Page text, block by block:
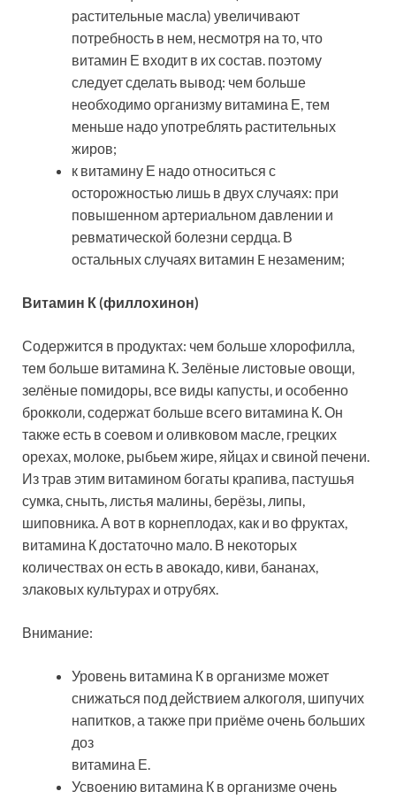
растительные масла) увеличивают
потребность в нем, несмотря на то, что
витамин Е входит в их состав. поэтому
следует сделать вывод: чем больше
необходимо организму витамина Е, тем
меньше надо употреблять растительных
жиров;
к витамину Е надо относиться с
осторожностью лишь в двух случаях: при
повышенном артериальном давлении и
ревматической болезни сердца. В
остальных случаях витамин E незаменим;
Витамин К (филлохинон)
Содержится в продуктах: чем больше хлорофилла,
тем больше витамина К. Зелёные листовые овощи,
зелёные помидоры, все виды капусты, и особенно
брокколи, содержат больше всего витамина К. Он
также есть в соевом и оливковом масле, грецких
орехах, молоке, рыбьем жире, яйцах и свиной печени.
Из трав этим витамином богаты крапива, пастушья
сумка, сныть, листья малины, берёзы, липы,
шиповника. А вот в корнеплодах, как и во фруктах,
витамина К достаточно мало. В некоторых
количествах он есть в авокадо, киви, бананах,
злаковых культурах и отрубях.
Внимание:
Уровень витамина К в организме может
снижаться под действием алкоголя, шипучих
напитков, а также при приёме очень больших
доз
витамина Е.
Усвоению витамина К в организме очень